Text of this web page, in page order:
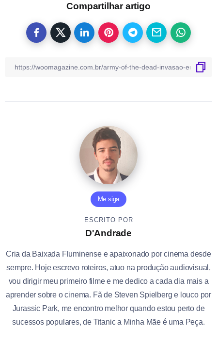
Compartilhar artigo
Me siga
ESCRITO POR
D'Andrade
Cria da Baixada Fluminense e apaixonado por cinema desde
sempre. Hoje escrevo roteiros, atuo na produção audiovisual,
vou dirigir meu primeiro filme e me dedico a cada dia mais a
aprender sobre o cinema. Fã de Steven Spielberg e louco por
Jurassic Park, me encontro melhor quando estou perto de
sucessos populares, de Titanic a Minha Mãe é uma Peça.